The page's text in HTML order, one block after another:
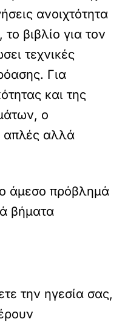
ανοιχτότητα
βιβλίο για τον
τεχνικές
Για
και της
ο
απλές αλλά
άμεσο πρόβλημά
βήματα
την ηγεσία σας,